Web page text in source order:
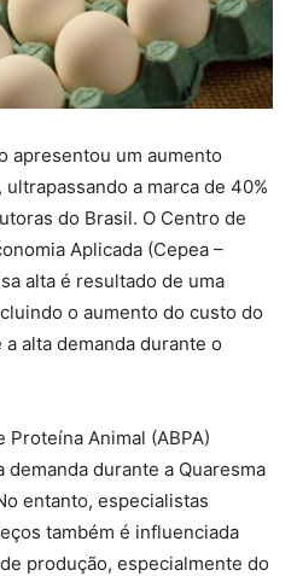
apresentou um aumento
a marca de 40%
do Brasil. O Centro de
Aplicada (Cepea –
alta é resultado de uma
o aumento do custo do
alta demanda durante o
Proteína Animal (ABPA)
durante a Quaresma
entanto, especialistas
também é influenciada
produção, especialmente do